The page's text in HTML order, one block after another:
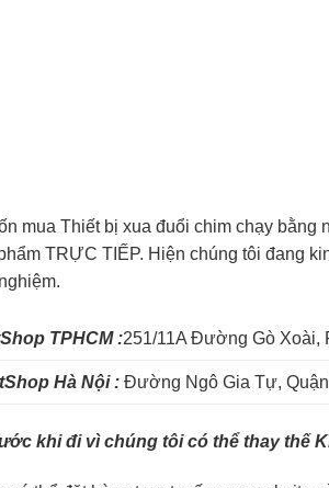
mua Thiết bị xua đuổi chim chạy
TRỰC TIẾP. Hiện chúng tôi đang
TPHCM :251/11A Đường Gò Xoài,
Hà Nội : Đường Ngô Gia Tự,
khi đi vì chúng tôi có thể thay thế